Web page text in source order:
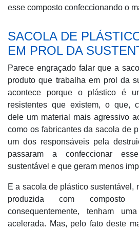
esse composto confeccionando o
SACOLA DE
EM PROL DA
Parece engraçado falar que a
produto que trabalha em prol da
acontece porque o plástico é
resistentes que existem, o que,
dele um material mais agressivo
como os fabricantes da sacola de
um dos responsáveis pela
passaram a confeccionar
sustentável e que geram menos
E a sacola de plástico sustentável,
produzida com
consequentemente, tenham
acelerada. Mas, pelo fato deste